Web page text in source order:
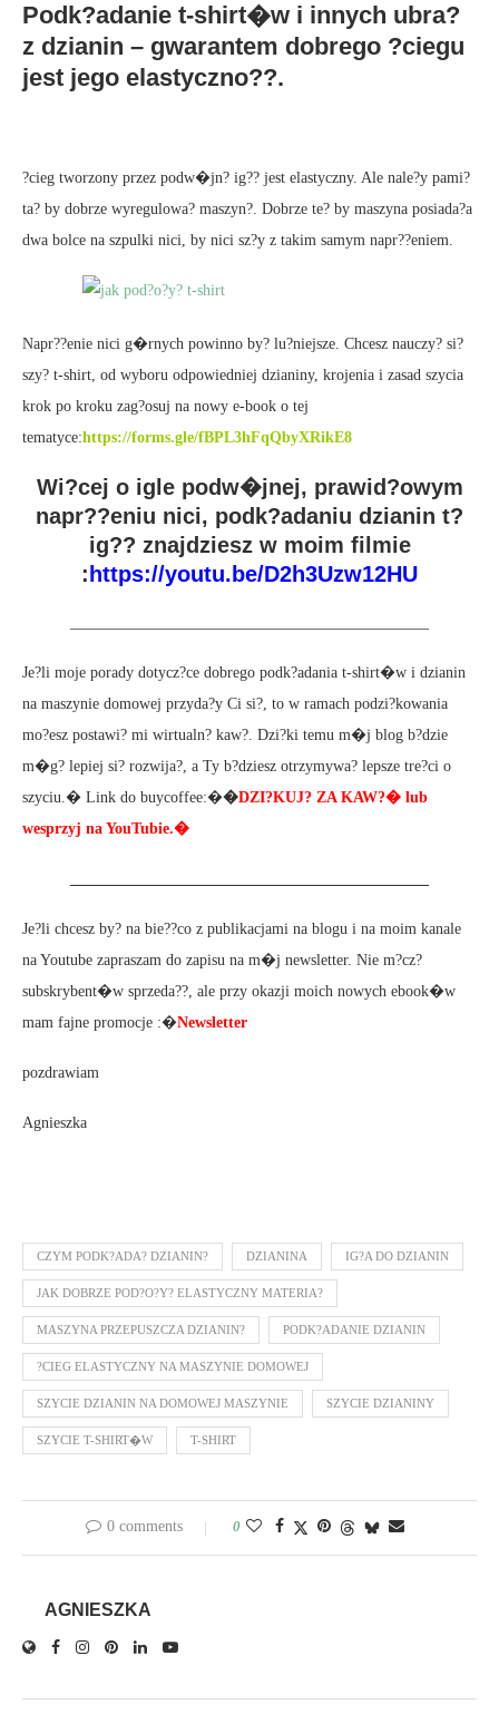
Podk?adanie t-shirt�w i innych ubra?
z dzianin – gwarantem dobrego ?ciegu
jest jego elastyczno??.
?cieg tworzony przez podw�jn? ig?? jest elastyczny. Ale nale?y pami?
ta? by dobrze wyregulowa? maszyn?. Dobrze te? by maszyna posiada?a
dwa bolce na szpulki nici, by nici sz?y z takim samym napr??eniem.
Napr??enie nici g�rnych powinno by? lu?niejsze. Chcesz nauczy? si?
szy? t-shirt, od wyboru odpowiedniej dzianiny, krojenia i zasad szycia
krok po kroku zag?osuj na nowy e-book o tej
tematyce:https://forms.gle/fBPL3hFqQbyXRikE8
Wi?cej o igle podw�jnej, prawid?owym
napr??eniu nici, podk?adaniu dzianin t?
ig?? znajdziesz w moim filmie
:https://youtu.be/D2h3Uzw12HU
Je?li moje porady dotycz?ce dobrego podk?adania t-shirt�w i dzianin
na maszynie domowej przyda?y Ci si?, to w ramach podzi?kowania
mo?esz postawi? mi wirtualn? kaw?. Dzi?ki temu m�j blog b?dzie
m�g? lepiej si? rozwija?, a Ty b?dziesz otrzymywa? lepsze tre?ci o
szyciu.� Link do buycoffee:��DZI?KUJ? ZA KAW?� lub
wesprzyj na YouTubie.�
Je?li chcesz by? na bie??co z publikacjami na blogu i na moim kanale
na Youtube zapraszam do zapisu na m�j newsletter. Nie m?cz?
subskrybent�w sprzeda??, ale przy okazji moich nowych ebook�w
mam fajne promocje :�Newsletter
pozdrawiam
Agnieszka
CZYM PODK?ADA? DZIANIN? DZIANINA IG?A DO DZIANIN
JAK DOBRZE POD?O?Y? ELASTYCZNY MATERIA?
MASZYNA PRZEPUSZCZA DZIANIN? PODK?ADANIE DZIANIN
?CIEG ELASTYCZNY NA MASZYNIE DOMOWEJ
SZYCIE DZIANIN NA DOMOWEJ MASZYNIE SZYCIE DZIANINY
SZYCIE T-SHIRT�W T-SHIRT
0 comments 0
AGNIESZKA